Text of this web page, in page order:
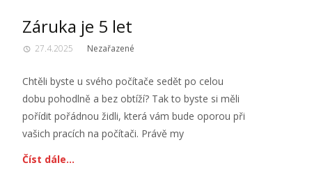
Záruka je 5 let
27.4.2025 Nezařazené
Chtěli byste u svého počítače sedět po celou
dobu pohodlně a bez obtíží? Tak to byste si měli
pořídit pořádnou židli, která vám bude oporou při
vašich pracích na počítači. Právě my
Číst dále…